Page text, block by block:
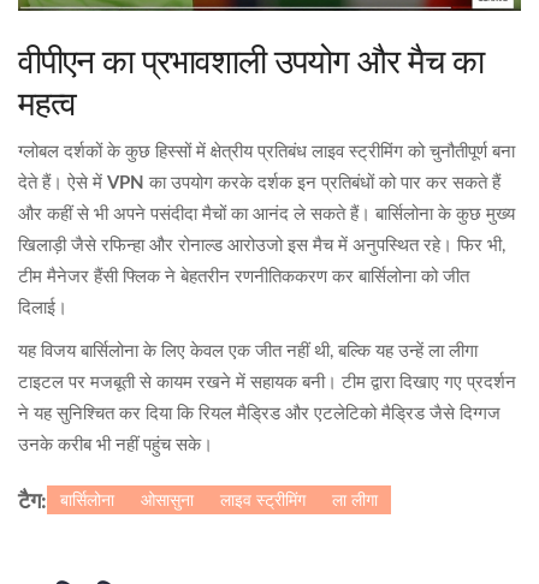
वीपीएन का प्रभावशाली उपयोग और मैच का
महत्व
ग्लोबल दर्शकों के कुछ हिस्सों में क्षेत्रीय प्रतिबंध लाइव स्ट्रीमिंग को चुनौतीपूर्ण बना
देते हैं। ऐसे में VPN का उपयोग करके दर्शक इन प्रतिबंधों को पार कर सकते हैं
और कहीं से भी अपने पसंदीदा मैचों का आनंद ले सकते हैं। बार्सिलोना के कुछ मुख्य
खिलाड़ी जैसे रफिन्हा और रोनाल्ड आरोउजो इस मैच में अनुपस्थित रहे। फिर भी,
टीम मैनेजर हैंसी फ्लिक ने बेहतरीन रणनीतिककरण कर बार्सिलोना को जीत
दिलाई।
यह विजय बार्सिलोना के लिए केवल एक जीत नहीं थी, बल्कि यह उन्हें ला लीगा
टाइटल पर मजबूती से कायम रखने में सहायक बनी। टीम द्वारा दिखाए गए प्रदर्शन
ने यह सुनिश्चित कर दिया कि रियल मैड्रिड और एटलेटिको मैड्रिड जैसे दिग्गज
उनके करीब भी नहीं पहुंच सके।
टैग: बार्सिलोना ओसासुना लाइव स्ट्रीमिंग ला लीगा